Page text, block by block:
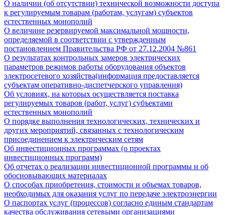
О наличии (об отсутствии) технической возможности доступа
к регулируемым товарам (работам, услугам) субъектов
естественных монополий
О величине резервируемой максимальной мощности,
определяемой в соответствии с утвержденным
постановлением Правительства РФ от 27.12.2004 №861
О результатах контрольных замеров электрических
параметров режимов работы оборудования объектов
электросетевого хозяйства(информация предоставляется
субъектам оперативно-диспетчерского управления)
Об условиях, на которых осуществляется поставка
регулируемых товаров (работ, услуг) субъектами
естественных монополий
О порядке выполнения технологических, технических и
других мероприятий, связанных с технологическим
присоединением к электрическим сетям
Об инвестиционных программах (о проектах
инвестиционных программ)
Об отчетах о реализации инвестиционной программы и об
обосновывающих материалах
О способах приобретения, стоимости и объемах товаров,
необходимых для оказания услуг по передаче электроэнергии
О паспортах услуг (процессов) согласно единым стандартам
качества обслуживания сетевыми организациями